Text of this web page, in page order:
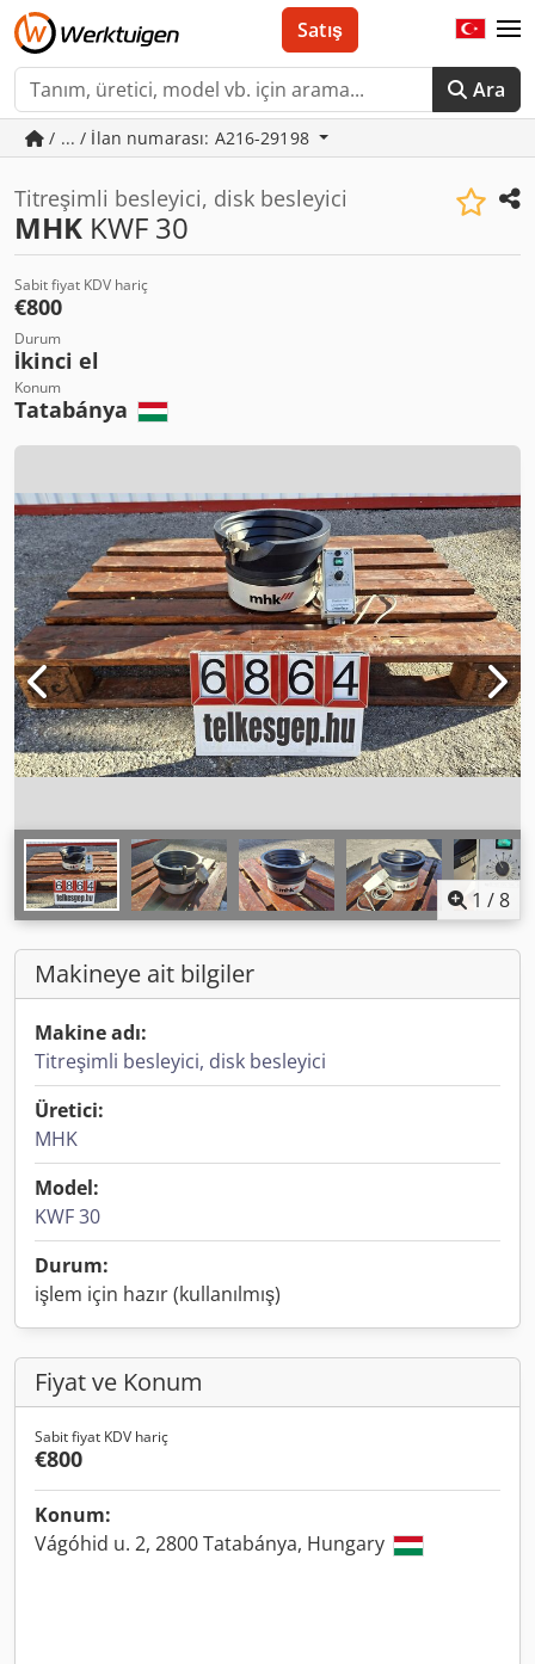
Ara
Satış
/ ... / İlan numarası: A216-29198
Titreşimli besleyici, disk besleyici
MHK KWF 30
Sabit fiyat KDV hariç
€800
Durum
İkinci el
Konum
Tatabánya
1 /8
Makineye ait bilgiler
Makine adı:
Titreşimli besleyici, disk besleyici
Üretici:
MHK
Model:
KWF 30
Durum:
işlem için hazır (kullanılmış)
Fiyat ve Konum
Sabit fiyat KDV hariç
€800
Konum:
Vágóhid u. 2, 2800 Tatabánya, Hungary